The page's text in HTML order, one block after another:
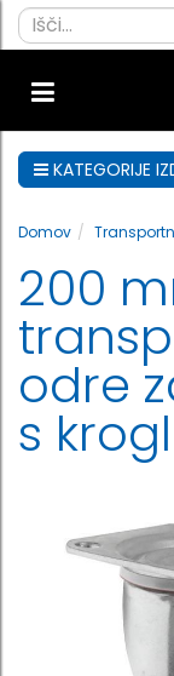
KATEGORIJE
Domov
200
odre
s